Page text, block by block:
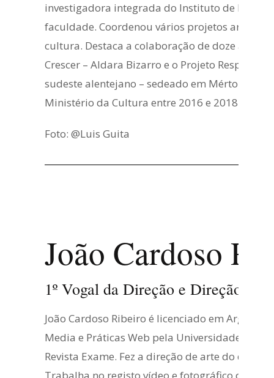
investigadora integrada do Instituto de
faculdade. Coordenou vários projetos
cultura. Destaca a colaboração de doze anos
Crescer – Aldara Bizarro e o Projeto Respira
sudeste alentejano – sedeado em Mértola e
Ministério da Cultura entre 2016 e 2018. É
Foto: @Luis Guita
João Cardoso
1º Vogal da Direção e Direção de
João Cardoso Ribeiro é licenciado em
Media e Práticas Web pela Universidade
Revista Exame. Fez a direção de arte do
Trabalha no registo vídeo e fotográfico de